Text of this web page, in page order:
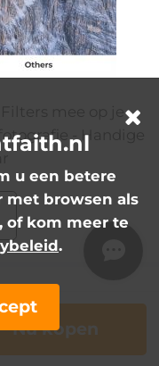
- Handige
Nu kopen
u een betere
met browsen als
of kom meer te
.